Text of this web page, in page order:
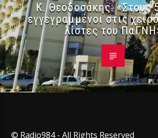
Κ. Θεοδοσάκης: «Στους
εγγεγραμμένοι στις
λίστες του
© Radio984 - All Rights Reserved